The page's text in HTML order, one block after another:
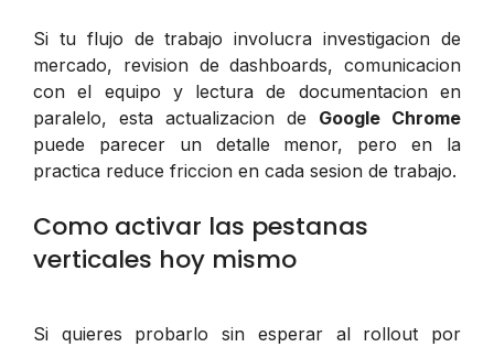
Si tu flujo de trabajo involucra investigacion de
mercado, revision de dashboards, comunicacion
con el equipo y lectura de documentacion en
paralelo, esta actualizacion de Google Chrome
puede parecer un detalle menor, pero en la
practica reduce friccion en cada sesion de trabajo.
Como activar las pestanas
verticales hoy mismo
Si quieres probarlo sin esperar al rollout por